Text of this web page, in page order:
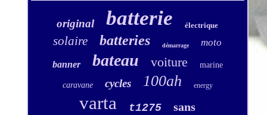
original batterie électrique
solaire batteries démarrage moto
banner bateau voiture marine
caravane cycles 100ah energy
varta t1275 sans